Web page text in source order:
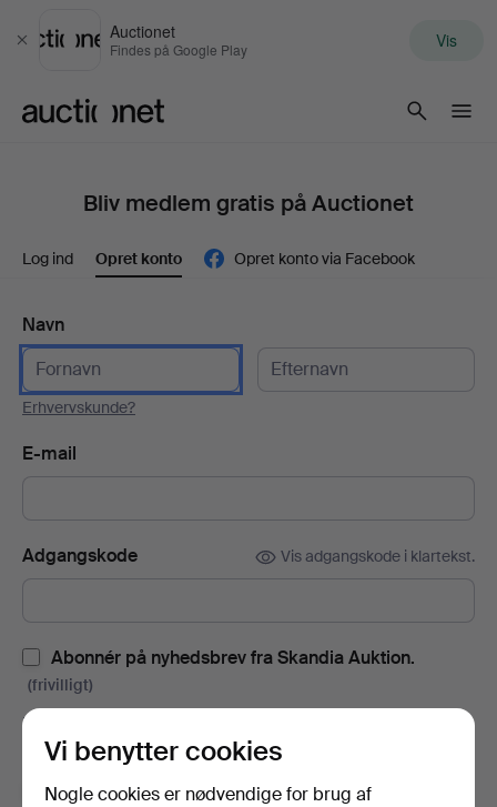
Luk
Auctionet
Findes på Google Play Vis
Bliv medlem gratis på Auctionet
Log ind Opret konto Opret konto via Facebook
Navn
Erhvervskunde?
E-mail
Adgangskode Vis adgangskode i klartekst.
Abonnér på nyhedsbrev fra Skandia Auktion.
(frivilligt)
Med blandt andet auktionskataloger, invitationer til events og
nyheder. Hvis du fortryder, kan du nemt afslutte abonnementet.
Tilmeld dig Auctionets nyhedsbrev. (frivilligt)
Vi benytter cookies
Nogle cookies er nødvendige for brug af